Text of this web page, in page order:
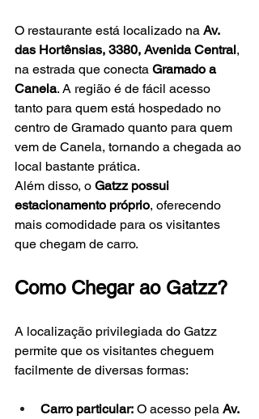
O restaurante está localizado na Av.
das Hortênsias, 3380, Avenida Central,
na estrada que conecta Gramado a
Canela. A região é de fácil acesso
tanto para quem está hospedado no
centro de Gramado quanto para quem
vem de Canela, tornando a chegada ao
local bastante prática.
Além disso, o Gatzz possui
estacionamento próprio, oferecendo
mais comodidade para os visitantes
que chegam de carro.
Como Chegar ao Gatzz?
A localização privilegiada do Gatzz
permite que os visitantes cheguem
facilmente de diversas formas:
Carro particular: O acesso pela Av.